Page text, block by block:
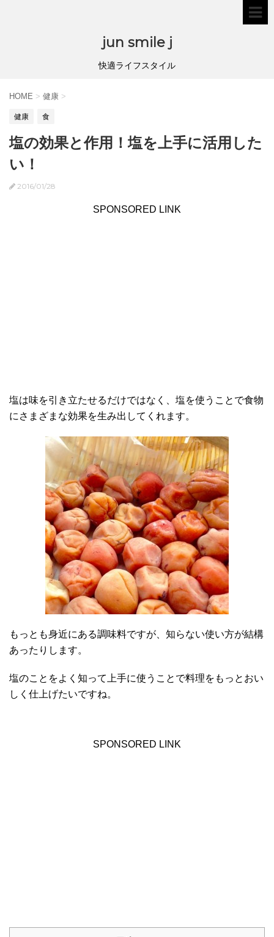
jun smile j
快適ライフスタイル
HOME > 健康 >
健康 食
塩の効果と作用！塩を上手に活用した
い！
2016/01/28
SPONSORED LINK
塩は味を引き立たせるだけではなく、塩を使うことで食物
にさまざまな効果を生み出してくれます。
もっとも身近にある調味料ですが、知らない使い方が結構
あったりします。
塩のことをよく知って上手に使うことで料理をもっとおい
しく仕上げたいですね。
SPONSORED LINK